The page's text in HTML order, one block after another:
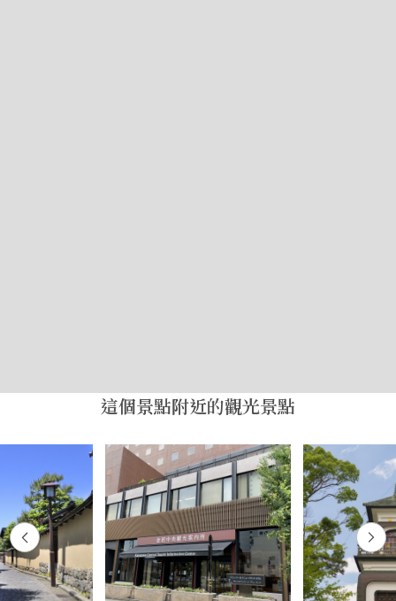
這個景點附近的觀光景點